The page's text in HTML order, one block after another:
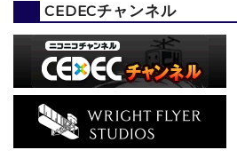
CEDECチャンネル